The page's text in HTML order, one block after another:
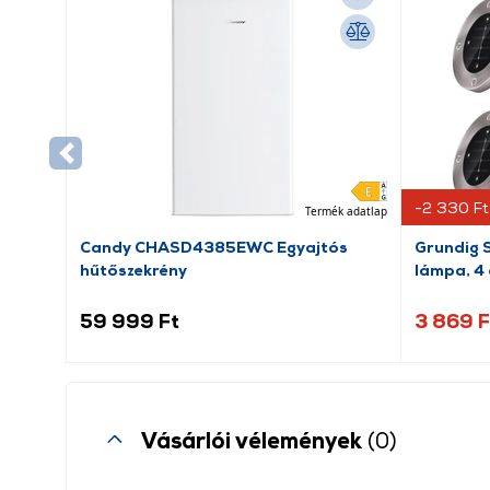
Termék adatlap
Candy CHASD4385EWC Egyajtós
hűtőszekrény
59 999 Ft
-2 330 Ft
Grundig
lámpa, 4
3 869
Vásárlói vélemények (0)